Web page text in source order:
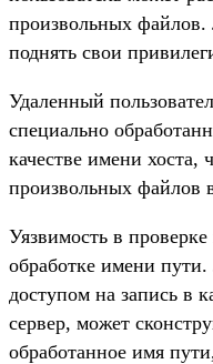
произвольных файлов.
поднять свои
Удаленный
специально
качестве имени хоста,
произвольных файлов
Уязвимость в
обработке имени
доступом на запись в
сервер, может
обработанное имя